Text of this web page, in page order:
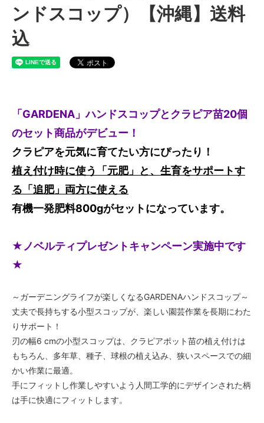
ンドスコップ）【沖縄】送料
込
「GARDENA」ハンドスコップとクラピア苗20個
のセット商品がデビュー！
クラピアを元気に育てたい方にぴったり！
植え付け時に使う「元肥」と、生育をサポートす
る「追肥」両方に使える
有機一発肥料800gがセットになっています。
★ノベルティプレゼントキャンペーン実施中です
★
～ガーデニングライフが楽しくなるGARDENAハンドスコップ～
丈夫で長持ちする小型スコップが、楽しい園芸作業を長期にわた
りサポート！
刃の幅6 cmの小型スコップは、クラピアポット苗の植え付けは
もちろん、多年草、種子、球根の植え込み、狭いスペースでの細
かい作業に最適。
手にフィットし作業しやすいよう人間工学的にデザインされた柄
は手に快適にフィットします。